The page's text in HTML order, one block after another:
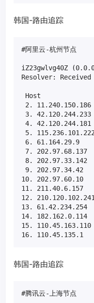
韩国-路由追踪
#阿里云-杭州节点
iZ23gwlvg40Z
Resolver:
Host
2.
3.
4.
5.
6.
7.
8.
9.
10.
11.
12.
13.
14.
15.
16.
韩国-路由追踪
#腾讯云-上海节点